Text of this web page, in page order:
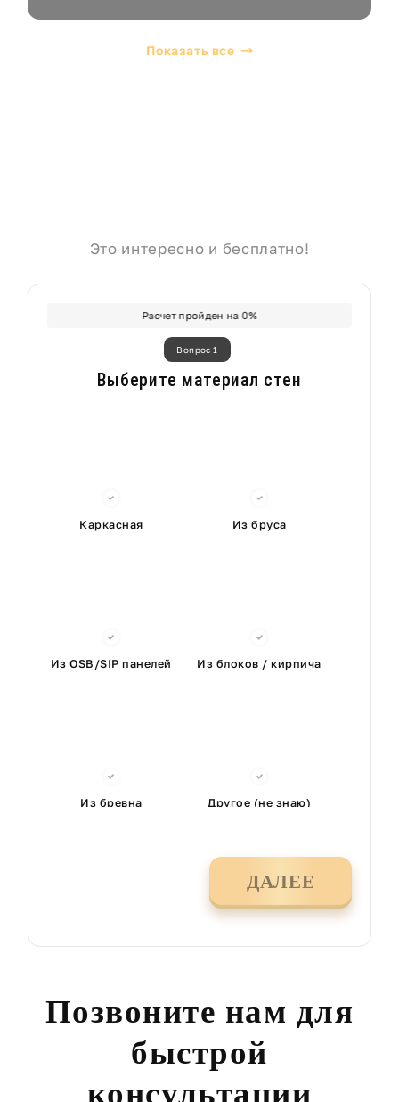
Показать все
Это интересно и бесплатно!
Расчет пройден на0%
Вопрос 1
Выберите материал стен
Каркасная Из бруса
Из OSB/SIP панелей Из блоков / кирпича
Из бревна Другое (не знаю)
ДАЛЕЕ
Позвоните нам для
быстрой
консультации